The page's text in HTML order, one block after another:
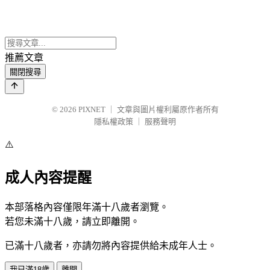
推薦文章
關閉搜尋
© 2026 PIXNET
文章與圖片權利屬原作者所有
隱私權政策
服務聲明
⚠️
成人內容提醒
本部落格內容僅限年滿十八歲者瀏覽。
若您未滿十八歲，請立即離開。
已滿十八歲者，亦請勿將內容提供給未成年人士。